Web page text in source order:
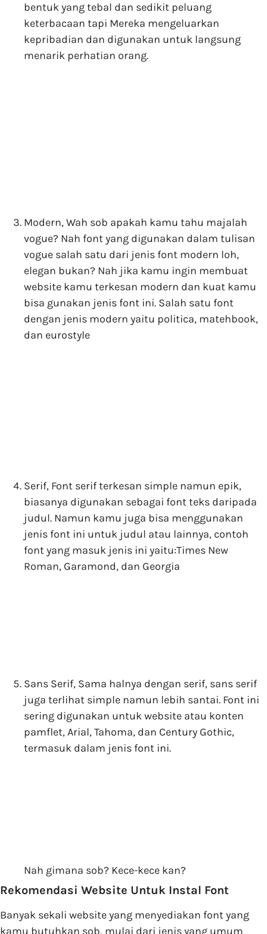
bentuk yang tebal dan sedikit peluang
keterbacaan tapi Mereka mengeluarkan
kepribadian dan digunakan untuk langsung
menarik perhatian orang.
Modern, Wah sob apakah kamu tahu majalah
vogue? Nah font yang digunakan dalam tulisan
vogue salah satu dari jenis font modern loh,
elegan bukan? Nah jika kamu ingin membuat
website kamu terkesan modern dan kuat kamu
bisa gunakan jenis font ini. Salah satu font
dengan jenis modern yaitu politica, matehbook,
dan eurostyle
Serif, Font serif terkesan simple namun epik,
biasanya digunakan sebagai font teks daripada
judul. Namun kamu juga bisa menggunakan
jenis font ini untuk judul atau lainnya, contoh
font yang masuk jenis ini yaitu:Times New
Roman, Garamond, dan Georgia
Sans Serif, Sama halnya dengan serif, sans serif
juga terlihat simple namun lebih santai. Font ini
sering digunakan untuk website atau konten
pamflet, Arial, Tahoma, dan Century Gothic,
termasuk dalam jenis font ini.
Nah gimana sob? Kece-kece kan?
Rekomendasi Website Untuk Instal Font
Banyak sekali website yang menyediakan font yang
kamu butuhkan sob, mulai dari jenis yang umum